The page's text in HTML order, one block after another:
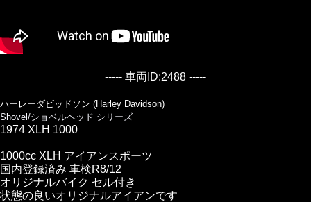
----- 車両ID:2488 -----
ハーレーダビッドソン (Harley Davidson)
Shovel/ショベルヘッド シリーズ
1974 XLH 1000
1000cc XLH アイアンスポーツ
国内登録済み 車検R8/12
オリジナルバイク セル付き
状態の良いオリジナルアイアンです